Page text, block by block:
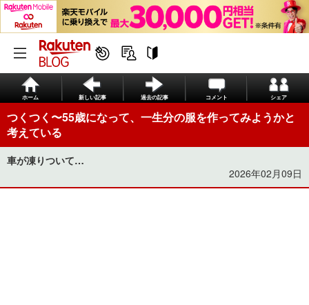
ホーム 新しい記事 過去の記事 コメント シェア
つくつく〜55歳になって、一生分の服を作ってみようかと
考えている
車が凍りついて…
2026年02月09日